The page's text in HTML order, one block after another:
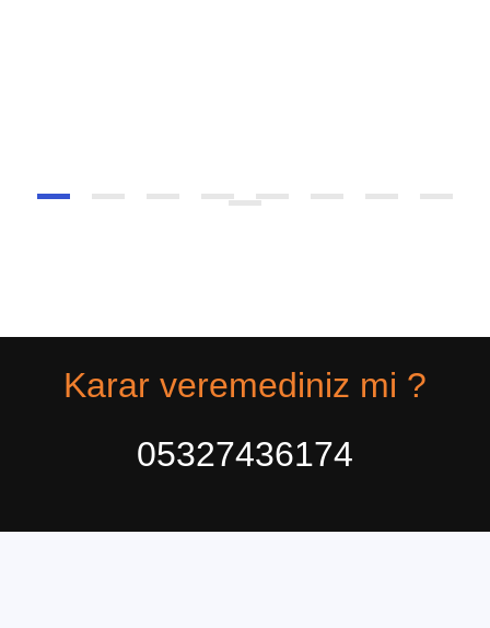
Karar veremediniz mi ?
05327436174